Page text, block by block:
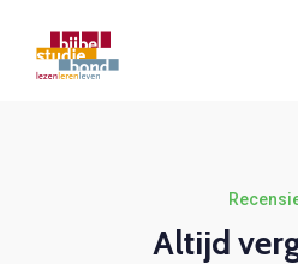
Altijd